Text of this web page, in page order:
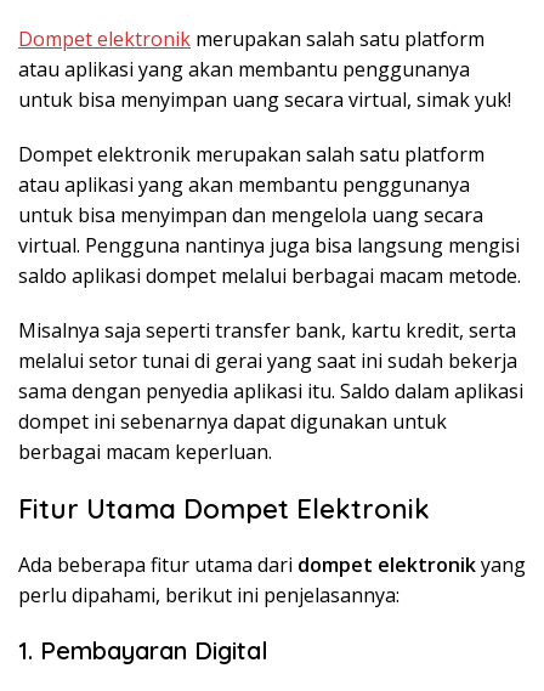
Dompet elektronik merupakan salah satu platform
atau aplikasi yang akan membantu penggunanya
untuk bisa menyimpan uang secara virtual, simak yuk!
Dompet elektronik merupakan salah satu platform
atau aplikasi yang akan membantu penggunanya
untuk bisa menyimpan dan mengelola uang secara
virtual. Pengguna nantinya juga bisa langsung mengisi
saldo aplikasi dompet melalui berbagai macam metode.
Misalnya saja seperti transfer bank, kartu kredit, serta
melalui setor tunai di gerai yang saat ini sudah bekerja
sama dengan penyedia aplikasi itu. Saldo dalam aplikasi
dompet ini sebenarnya dapat digunakan untuk
berbagai macam keperluan.
Fitur Utama Dompet Elektronik
Ada beberapa fitur utama dari dompet elektronikyang
perlu dipahami, berikut ini penjelasannya:
1. Pembayaran Digital